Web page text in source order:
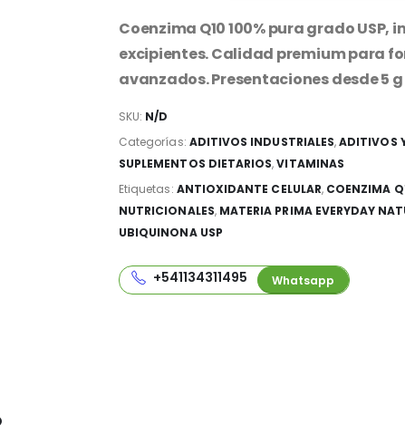
Coenzima Q10 100% pura grado
excipientes. Calidad premium para
avanzados. Presentaciones desde 5 g
SKU: N/D
Categorías: ADITIVOS INDUSTRIALES,ADITIVOS
SUPLEMENTOS DIETARIOS,VITAMINAS
Etiquetas: ANTIOXIDANTE CELULAR, COENZIMA
NUTRICIONALES, MATERIA PRIMA EVERYDAY
UBIQUINONA USP
+541134311495 Whatsapp